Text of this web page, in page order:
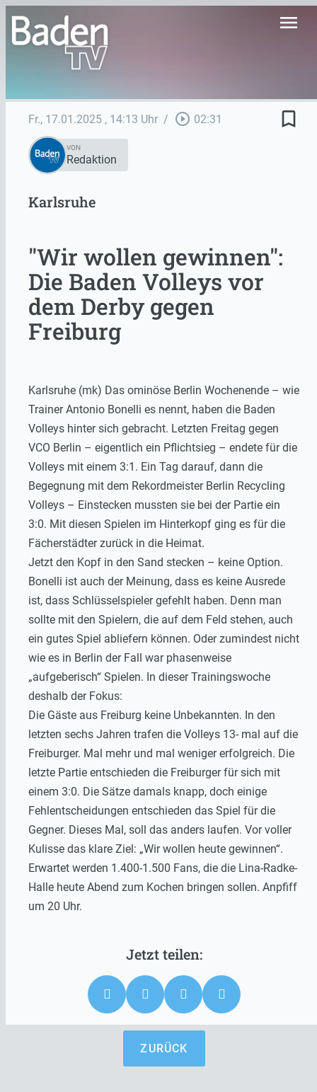
menu
Fr., 17.01.2025 , 14:13 Uhr / play_circle_outline 02:31 bookmark_border
VON
Redaktion
Karlsruhe
"Wir wollen gewinnen":
Die Baden Volleys vor
dem Derby gegen
Freiburg
Karlsruhe (mk) Das ominöse Berlin Wochenende – wie
Trainer Antonio Bonelli es nennt, haben die Baden
Volleys hinter sich gebracht. Letzten Freitag gegen
VCO Berlin – eigentlich ein Pflichtsieg – endete für die
Volleys mit einem 3:1. Ein Tag darauf, dann die
Begegnung mit dem Rekordmeister Berlin Recycling
Volleys – Einstecken mussten sie bei der Partie ein
3:0. Mit diesen Spielen im Hinterkopf ging es für die
Fächerstädter zurück in die Heimat.
Jetzt den Kopf in den Sand stecken – keine Option.
Bonelli ist auch der Meinung, dass es keine Ausrede
ist, dass Schlüsselspieler gefehlt haben. Denn man
sollte mit den Spielern, die auf dem Feld stehen, auch
ein gutes Spiel abliefern können. Oder zumindest nicht
wie es in Berlin der Fall war phasenweise
„aufgeberisch“ Spielen. In dieser Trainingswoche
deshalb der Fokus:
Die Gäste aus Freiburg keine Unbekannten. In den
letzten sechs Jahren trafen die Volleys 13- mal auf die
Freiburger. Mal mehr und mal weniger erfolgreich. Die
letzte Partie entschieden die Freiburger für sich mit
einem 3:0. Die Sätze damals knapp, doch einige
Fehlentscheidungen entschieden das Spiel für die
Gegner. Dieses Mal, soll das anders laufen. Vor voller
Kulisse das klare Ziel: „Wir wollen heute gewinnen“.
Erwartet werden 1.400-1.500 Fans, die die Lina-Radke-
Halle heute Abend zum Kochen bringen sollen. Anpfiff
um 20 Uhr.
ZURÜCK